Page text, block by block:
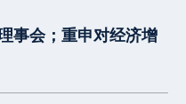
事会；重申对经济增